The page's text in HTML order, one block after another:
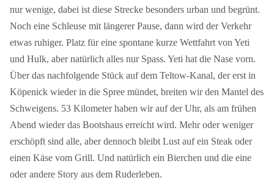
nur wenige, dabei ist diese Strecke besonders urban und begrünt.
Noch eine Schleuse mit längerer Pause, dann wird der Verkehr
etwas ruhiger. Platz für eine spontane kurze Wettfahrt von Yeti
und Hulk, aber natürlich alles nur Spass. Yeti hat die Nase vorn.
Über das nachfolgende Stück auf dem Teltow-Kanal, der erst in
Köpenick wieder in die Spree mündet, breiten wir den Mantel des
Schweigens. 53 Kilometer haben wir auf der Uhr, als am frühen
Abend wieder das Bootshaus erreicht wird. Mehr oder weniger
erschöpft sind alle, aber dennoch bleibt Lust auf ein Steak oder
einen Käse vom Grill. Und natürlich ein Bierchen und die eine
oder andere Story aus dem Ruderleben.